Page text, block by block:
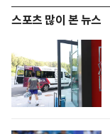
스포츠 많이 본 뉴스